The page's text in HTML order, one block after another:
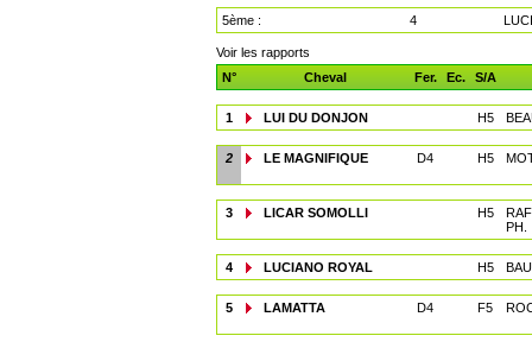
5ème : 4
Voir les rapports
N°
Cheval Fer. Ec. S/A
1 LUI DU DONJON H5
2 LE MAGNIFIQUE D4 H5
3 LICAR SOMOLLI H5
PH.
4 LUCIANO ROYAL H5
5 LAMATTA D4 F5